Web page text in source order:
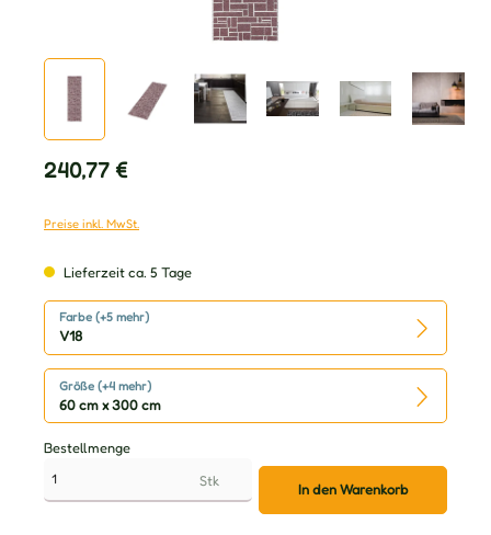
Regulärer Preis:
240,77 €
Preise inkl. MwSt.
Lieferzeit ca. 5 Tage
Farbe (+5 mehr)
V18
Größe (+4 mehr)
60 cm x 300 cm
Bestellmenge
Stk
In den Warenkorb